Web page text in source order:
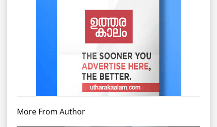
More From Author